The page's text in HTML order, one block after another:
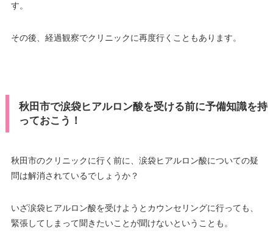
す。
その後、経過観察でクリニックに再度行くこともあります。
秋田市で涙袋ヒアルロン酸を受ける前に予備知識を持
っておこう！
秋田市のクリニックに行く前に、涙袋ヒアルロン酸についての疑
問は解消されているでしょうか？
いざ涙袋ヒアルロン酸を受けようとカウンセリングに行っても、
緊張してしまって聞きたいことが聞けないということも。